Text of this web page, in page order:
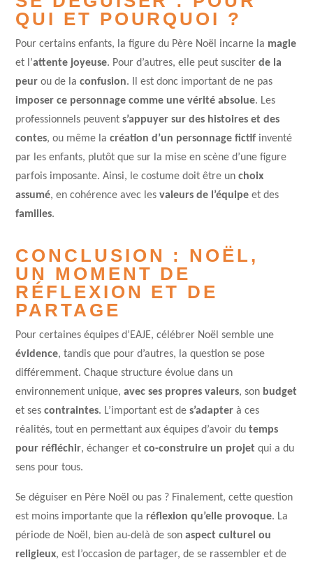
QUI ET POURQUOI ?
Pour certains enfants, la figure du Père Noël incarne la magie
et l’attente joyeuse. Pour d’autres, elle peut susciterde la
peur ou de laconfusion. Il est donc important de ne pas
imposer ce personnage comme une vérité absolue. Les
professionnels peuvents’appuyer sur des histoires et des
contes, ou même lacréation d’un personnage fictif inventé
par les enfants, plutôt que sur la mise en scène d’une figure
parfois imposante. Ainsi, le costume doit être unchoix
assumé, en cohérence avec lesvaleurs de l’équipe et des
familles.
CONCLUSION : NOËL,
UN MOMENT DE
RÉFLEXION ET DE
PARTAGE
Pour certaines équipes d’EAJE, célébrer Noël semble une
évidence, tandis que pour d’autres, la question se pose
différemment. Chaque structure évolue dans un
environnement unique,avec ses propres valeurs, son budget
et sescontraintes. L’important est des’adapter à ces
réalités, tout en permettant aux équipes d’avoir dutemps
pour réfléchir, échanger etco-construire un projetqui a du
sens pour tous.
Se déguiser en Père Noël ou pas ? Finalement, cette question
est moins importante que la réflexion qu’elle provoque. La
période de Noël, bien au-delà de sonaspect culturel ou
religieux, est l’occasion de partager, de se rassembler et de